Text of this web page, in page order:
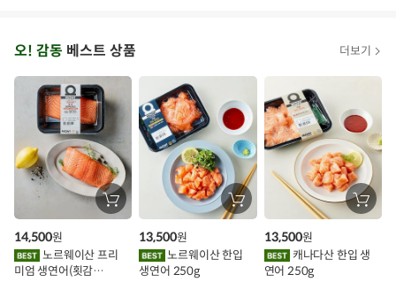
아
시
인
이
오! 감동 베스트 상품 더보기
장
바
에
담
노르웨이산 프리
미엄 생연어(횟감
14,500원
장
바
에
담
노르웨이산 한입
생연어 250g
13,500원
장
바
에
담
연어 250g
13,500원